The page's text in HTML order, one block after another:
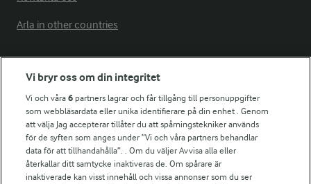
Arla in other countries
Fler Arlasajter
För ägare
Arlas kundportal
Arla.com
Falbygdens Ost
Arla webbshop
Vi bryr oss om din integritet
Vi och våra6 partners lagrar och får tillgång till personuppgifter
som webbläsardata eller unika identifierare på din enhet . Genom
att välja Jag accepterar tillåter du att spårningstekniker används
för de syften som anges under ”Vi och våra partners behandlar
data för att tillhandahålla”. . Om du väljer Avvisa alla eller
återkallar ditt samtycke inaktiveras de. Om spårare är
inaktiverade kan visst innehåll och vissa annonser som du ser